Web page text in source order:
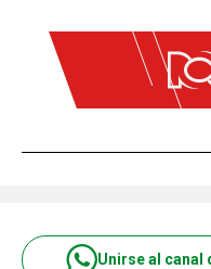
Unirse al canal